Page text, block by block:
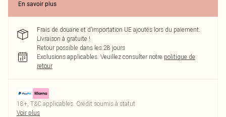
En savoir plus
Frais de douane et d’importation UE ajoutés lors du paiement.
Livraison à gratuite !
Retour possible dans les 28 jours
Exclusions applicables. Veuillez consulter notre politique de
retour
18+, T&C applicables. Crédit soumis à statut
Voir plus